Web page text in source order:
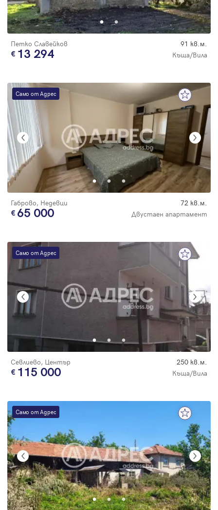
Петко Славейков 91 кв.м.
13 294 Къща/Вила
Само от Адрес
Габрово, Недевци 72 кв.м.
65 000 Двустаен апартамент
Само от Адрес
Севлиево, Център 250 кв.м.
115 000 Къща/Вила
Само от Адрес
Парола
Забравена парола